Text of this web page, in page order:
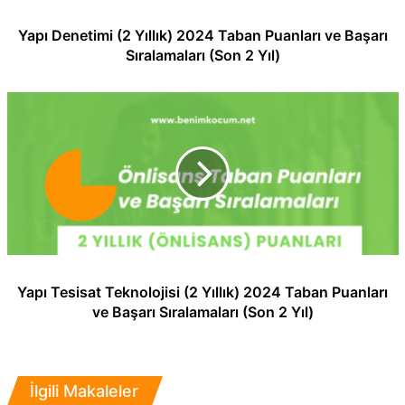
Yapı Denetimi (2 Yıllık) 2024 Taban Puanları ve Başarı
Sıralamaları (Son 2 Yıl)
Yapı Tesisat Teknolojisi (2 Yıllık) 2024 Taban Puanları
ve Başarı Sıralamaları (Son 2 Yıl)
İlgili Makaleler